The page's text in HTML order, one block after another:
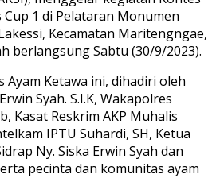
Cup 1 di Pelataran Monumen
Kecamatan Maritengngae,
berlangsung Sabtu (30/9/2023).
Ayam Ketawa ini, dihadiri oleh
Syah. S.I.K, Wakapolres
Kasat Reskrim AKP Muhalis
IPTU Suhardi, SH, Ketua
Ny. Siska Erwin Syah dan
pecinta dan komunitas ayam